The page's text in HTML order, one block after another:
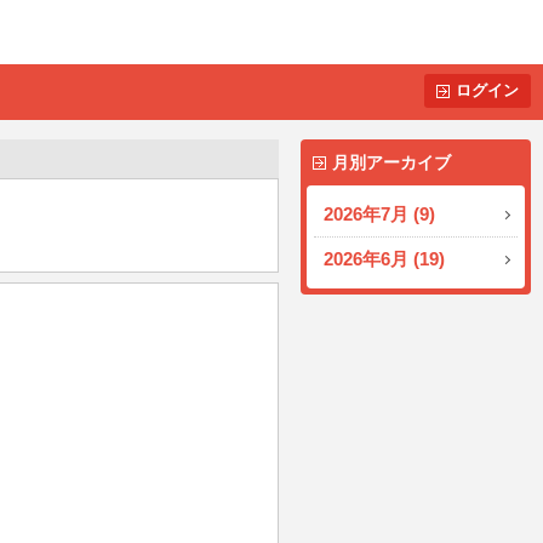
ログイン
月別アーカイブ
2026年7月 (9)
2026年6月 (19)